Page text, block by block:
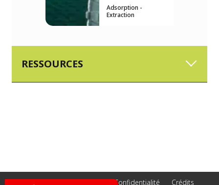
Adsorption -
Extraction
RESSOURCES
Accessibilité - Non conforme Confidentialité Crédits